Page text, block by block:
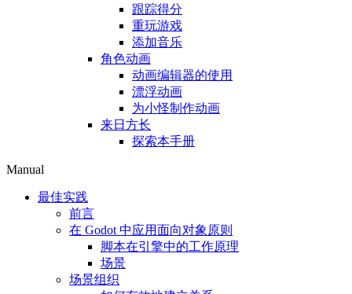
跟踪得分
重玩游戏
添加音乐
角色动画
动画编辑器的使用
漂浮动画
为小怪制作动画
来日方长
探索本手册
Manual
最佳实践
前言
在 Godot 中应用面向对象原则
脚本在引擎中的工作原理
场景
场景组织